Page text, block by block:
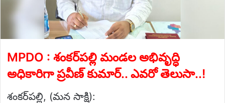
MPDO : శంకర్‌పల్లి మండల అభివృద్ధి
అధికారిగా ప్రవీణ్ కుమార్.. ఎవరో తెలుసా..!
శంకర్‌పల్లి, (మన సాక్షి):